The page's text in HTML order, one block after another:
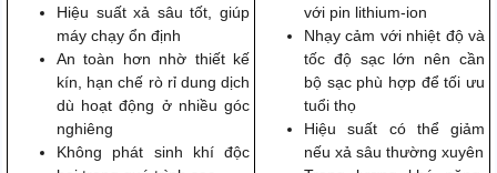
Hiệu suất xả sâu tốt, giúp
máy chạy ổn định
An toàn hơn nhờ thiết kế
kín, hạn chế rò rỉ dung dịch
dù hoạt động ở nhiều góc
nghiêng
Không phát sinh khí độc
với pin lithium-ion
Nhạy cảm với nhiệt độ và
tốc độ sạc lớn nên cần
bộ sạc phù hợp để tối ưu
tuổi thọ
Hiệu suất có thể giảm
nếu xả sâu thường xuyên